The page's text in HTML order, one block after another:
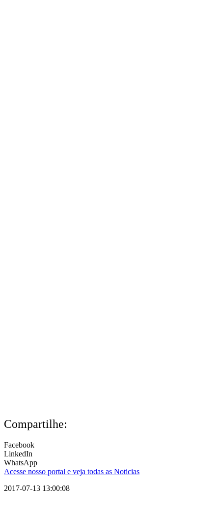
Compartilhe:
Facebook
LinkedIn
WhatsApp
Acesse nosso portal e veja todas as Noticias
2017-07-13 13:00:08